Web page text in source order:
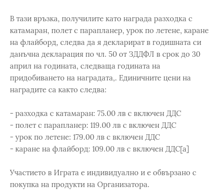
В тази връзка, получилите като награда разходка с
катамаран, полет с парапланер, урок по летене, каране
на флайборд, следва да я декларират в годишната си
данъчна декларация по чл. 50 от ЗДДФЛ в срок до 30
април на годината, следваща годината на
придобиването на наградата,. Единичните цени на
наградите са както следва:
- разходка с катамаран: 75.00 лв с включен ДДС
- полет с парапланер: 119.00 лв с включен ДДС
- урок по летене: 179.00 лв с включен ДДС
- каране на флайборд: 109.00 лв с включен ДДС[a]
Участието в Играта е индивидуално и е обвързано с
покупка на продукти на Организатора.